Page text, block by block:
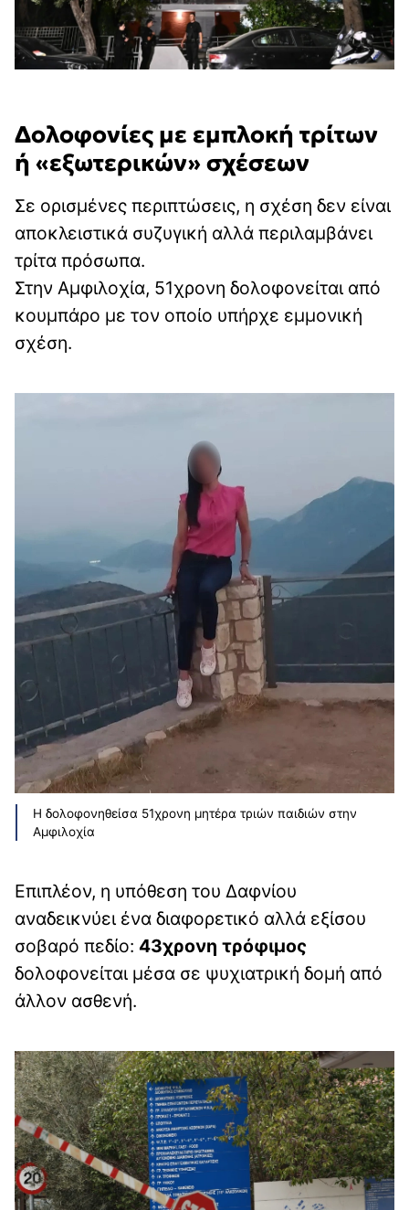
Δολοφονίες με εμπλοκή τρίτων
ή «εξωτερικών» σχέσεων
Σε ορισμένες περιπτώσεις, η σχέση δεν είναι
αποκλειστικά συζυγική αλλά περιλαμβάνει
τρίτα πρόσωπα.
Στην Αμφιλοχία, 51χρονη δολοφονείται από
κουμπάρο με τον οποίο υπήρχε εμμονική
σχέση.
Η δολοφονηθείσα 51χρονη μητέρα τριών παιδιών στην
Αμφιλοχία
Επιπλέον, η υπόθεση του Δαφνίου
αναδεικνύει ένα διαφορετικό αλλά εξίσου
σοβαρό πεδίο: 43χρονη τρόφιμος
δολοφονείται μέσα σε ψυχιατρική δομή από
άλλον ασθενή.